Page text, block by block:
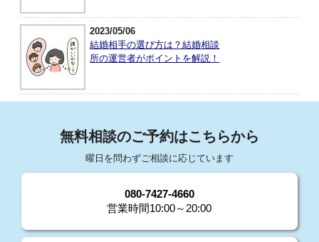
2023/05/06
結婚相手の選び方は？結婚相談
所の運営者がポイントを解説！
無料相談のご予約はこちらから
曜日を問わずご相談に応じています
080-7427-4660
営業時間10:00～20:00